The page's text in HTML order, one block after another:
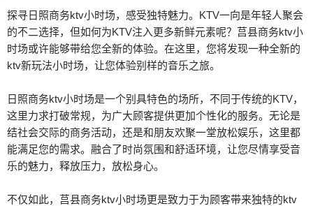
探寻日照商务ktv小时场，感受独特魅力。KTV一向是年轻人聚会
的不二选择，但如何为KTV注入更多新鲜元素呢？莒县商务ktv小
时场或许能够带给您全新的体验。在这里，您将发现一种全新的
ktv新玩法小时场，让您体验别样的音乐之旅。
日照商务ktv小时场是一个别具特色的场所，不同于传统的KTV，
这里力求打破常规，为广大顾客提供更加个性化的服务。无论是
结社会交际的商务活动，还是和朋友欢聚一堂放松娱乐，这里都
能满足您的需求。融合了时尚氛围和舒适环境，让您尽情享受音
乐的魅力，释放压力，放松身心。
不仅如此，莒县商务ktv小时场更是致力于为顾客带来独特的ktv